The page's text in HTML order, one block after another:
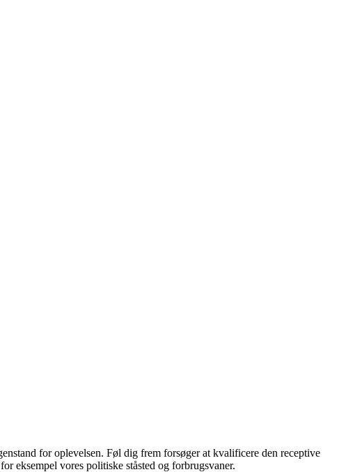
for oplevelsen. Føl dig frem forsøger at kvalificere den receptive
eksempel vores politiske ståsted og forbrugsvaner.